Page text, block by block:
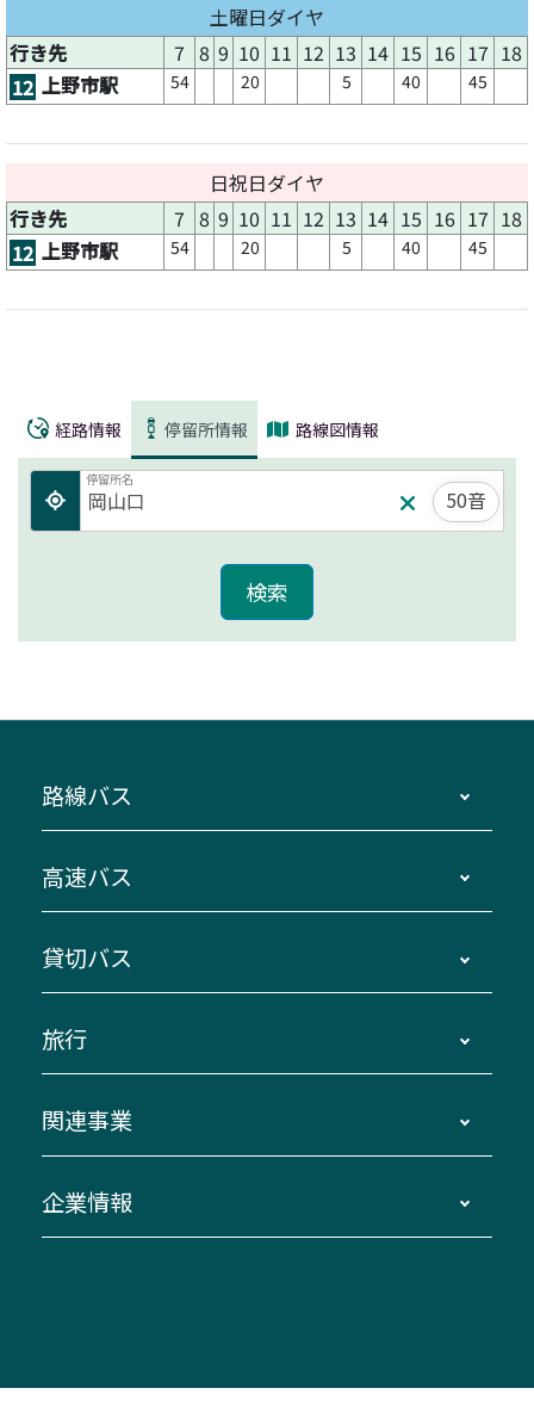
土曜日ダイヤ
行き先
7 8 9 10 11 12 13 14 15 16 17 18
12 上野市駅 54 20 5 40 45
日祝日ダイヤ
行き先
7 8 9 10 11 12 13 14 15 16 17 18
12 上野市駅 54 20 5 40 45
経路情報 停留所情報 路線図情報
停留所名
50音
路線バス
主要停留所案内図・時刻表
路線バスのご利用方法
三重交通接近情報バスロケーションシステム
迂回・休止について
臨時バスについて
伊勢二見鳥羽周遊バスCANばす
「みえブルーライン」（三重大学病院直通バ
神都ライナー
高速バス
南紀・VISON～横浜・東京・埼玉
伊賀～名古屋
南紀～VISON～名古屋
湯の山温泉～名古屋
桑名・長島温泉・金城ふ頭駅～中部国際空港
（休止中）
お客様駐車場のご案内
貸切バス
貸切バスのご利用について
お問い合わせ
旅行
貸切バス団体旅行
美し国周遊ばす
関連事業
自家用自動車車両運行管理
企業情報